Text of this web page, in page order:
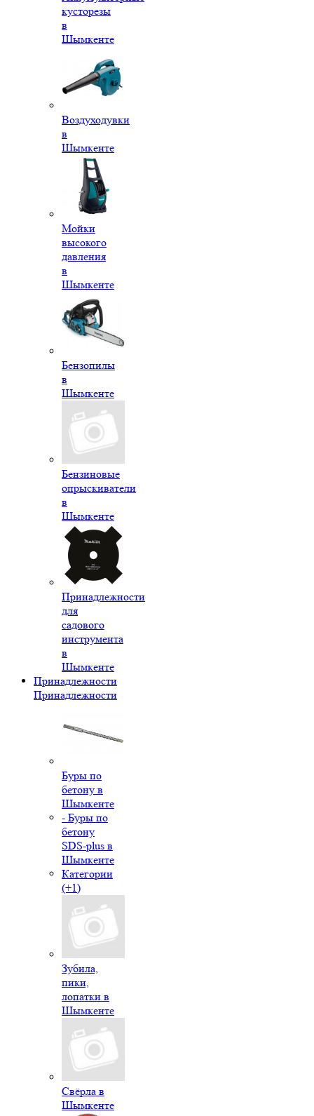
кусторезы
в
Шымкенте
Воздуходувки
в
Шымкенте
Мойки
высокого
давления
в
Шымкенте
Бензопилы
в
Шымкенте
Бензиновые
опрыскиватели
в
Шымкенте
Принадлежности
для
садового
инструмента
в
Шымкенте
Принадлежности
Принадлежности
Буры по
бетону в
Шымкенте
- Буры по
бетону
SDS-plus в
Шымкенте
Категории
(+1)
Зубила,
пики,
лопатки в
Шымкенте
Свёрла в
Шымкенте